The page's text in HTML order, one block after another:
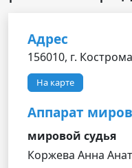
Адрес
156010, г.
На карте
Аппарат
мировой судья
Коржева Анна